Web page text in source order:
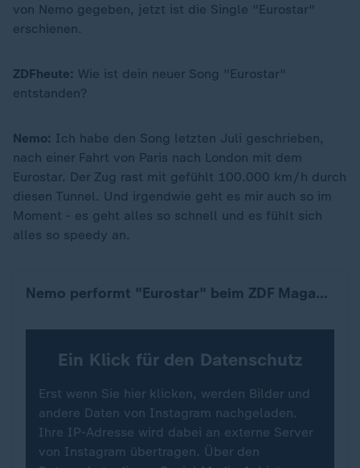
von Nemo gegeben, jetzt ist die Single "Eurostar"
erschienen.
ZDFheute: Wie ist dein neuer Song "Eurostar"
entstanden?
Nemo: Ich habe den Song letzten Juli geschrieben,
nach einer Fahrt von Paris nach London mit dem
Eurostar. Der Zug rast mit gefühlt 100.000 km/h durch
diesen Tunnel. Und irgendwie geht es mir auch so im
Moment - es geht alles so schnell und es fühlt sich
alles so speedy an.
Nemo performt "Eurostar" beim ZDF Magazin Royale
Ein Klick für den Datenschutz
Erst wenn Sie hier klicken, werden Bilder und
andere Daten von Instagram nachgeladen.
Ihre IP-Adresse wird dabei an externe Server
von Instagram übertragen. Über den